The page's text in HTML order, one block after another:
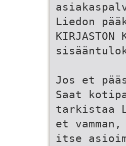
Liedon
Jos et
Saat
tarkistaa
et
itse